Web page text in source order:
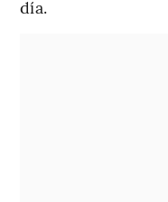
día.